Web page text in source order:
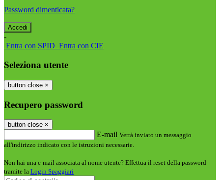
Password dimenticata?
-
Entra con SPID Entra con CIE
Seleziona utente
button close ×
Recupero password
button close ×
E-mail Verrà inviato un messaggio
all'indirizzo indicato con le istruzioni necessarie.
Non hai una e-mail associata al nome utente? Effettua il reset della password
tramite la Login Spaggiari